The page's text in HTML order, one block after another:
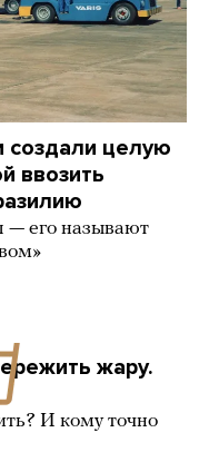
создали целую
ввозить
— его называют
жару.
И кому точно